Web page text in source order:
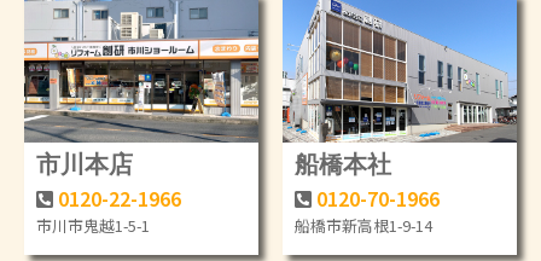
市川本店
0120-22-1966
市川市鬼越1-5-1
船橋本社
0120-70-1966
船橋市新高根1-9-14